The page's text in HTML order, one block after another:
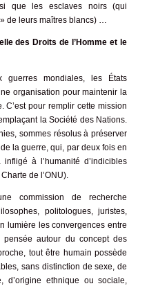
que les esclaves noirs (qui
de leurs maîtres blancs) …
des Droits de l’Homme et le
mondiales, les États
organisation pour maintenir la
C’est pour remplir cette mission
la Société des Nations.
sommes résolus à préserver
la guerre, qui, par deux fois en
infligé à l’humanité d’indicibles
de l’ONU).
commission de recherche
politologues, juristes,
lumière les convergences entre
autour du concept des
tout être humain possède
sans distinction de sexe, de
d’origine ethnique ou sociale,